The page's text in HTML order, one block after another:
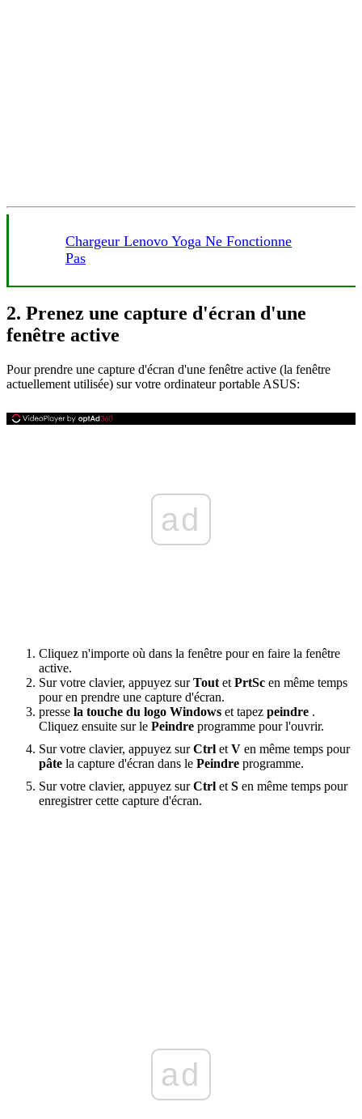
Chargeur Lenovo Yoga Ne Fonctionne
Pas
2. Prenez une capture d'écran d'une
fenêtre active
Pour prendre une capture d'écran d'une fenêtre active (la fenêtre
actuellement utilisée) sur votre ordinateur portable ASUS:
ad
Cliquez n'importe où dans la fenêtre pour en faire la fenêtre
active.
Sur votre clavier, appuyez surTout et PrtSc en même temps
pour en prendre une capture d'écran.
presse la touche du logo Windows et tapez peindre .
Cliquez ensuite sur le Peindre programme pour l'ouvrir.
Sur votre clavier, appuyez surCtrl et V en même temps pour
pâte la capture d'écran dans le Peindre programme.
Sur votre clavier, appuyez surCtrl et S en même temps pour
enregistrer cette capture d'écran.
ad